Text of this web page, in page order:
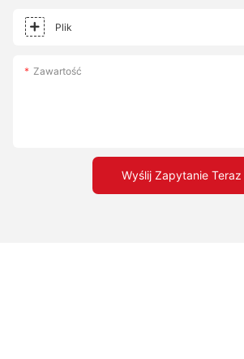
Plik
Zawartość
Wyślij Zapytanie Teraz